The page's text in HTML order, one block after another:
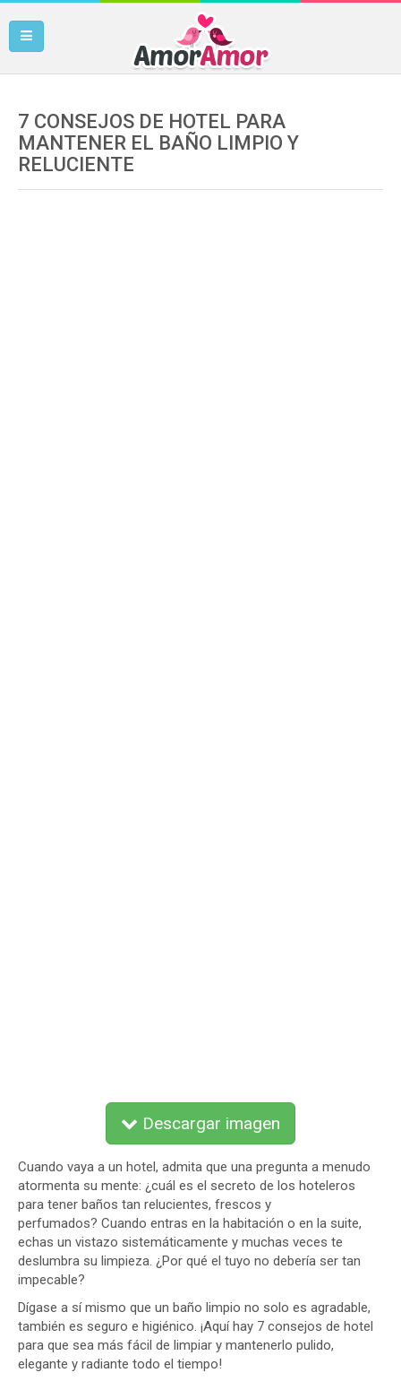
7 CONSEJOS DE HOTEL PARA
MANTENER EL BAÑO LIMPIO Y
RELUCIENTE
Descargar imagen
Cuando vaya a un hotel, admita que una pregunta a menudo
atormenta su mente: ¿cuál es el secreto de los hoteleros
para tener baños tan relucientes, frescos y
perfumados? Cuando entras en la habitación o en la suite,
echas un vistazo sistemáticamente y muchas veces te
deslumbra su limpieza. ¿Por qué el tuyo no debería ser tan
impecable?
Dígase a sí mismo que un baño limpio no solo es agradable,
también es seguro e higiénico. ¡Aquí hay 7 consejos de hotel
para que sea más fácil de limpiar y mantenerlo pulido,
elegante y radiante todo el tiempo!